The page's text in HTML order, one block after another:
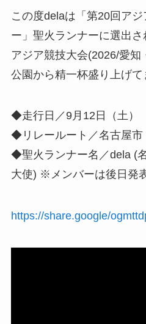
この度delaは「第20回ア
ー」聖火ランナーに選出
アジア競技大会(2026/愛
公園から精一杯盛り上げて
◆走行日／9月12日（土）
◆リレールート／名古屋市
◆聖火ランナー名／dela (
大使) ※メンバーは後日発
https://share.google/